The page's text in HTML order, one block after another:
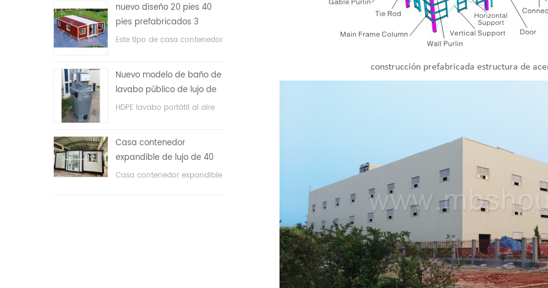
nuevo diseño 20 pies 40
pies prefabricados 3
dormitorios pequeña casa
Este tipo de casa contenedor
dormitorios, un baño y con
sistema eléctrico.
Nuevo modelo de baño de
lavabo público de lujo de
plástico HDPE de doble
HDPE lavabo portátil al aire
Casa contenedor
expandible de lujo de 40
pies con tres dormitorios
Casa contenedor expandible
construcción prefabricada estructura de